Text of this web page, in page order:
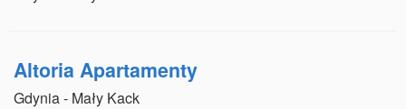
Altoria Apartamenty
Gdynia - Mały Kack